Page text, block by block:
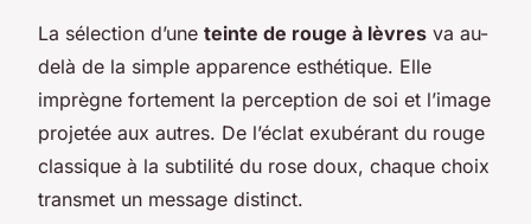
La sélection d’une teinte de rouge à lèvres va au-
delà de la simple apparence esthétique. Elle
imprègne fortement la perception de soi et l’image
projetée aux autres. De l’éclat exubérant du rouge
classique à la subtilité du rose doux, chaque choix
transmet un message distinct.